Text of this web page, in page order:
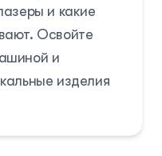
и какие
Освойте
и
изделия